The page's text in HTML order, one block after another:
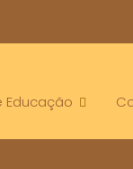
Educação